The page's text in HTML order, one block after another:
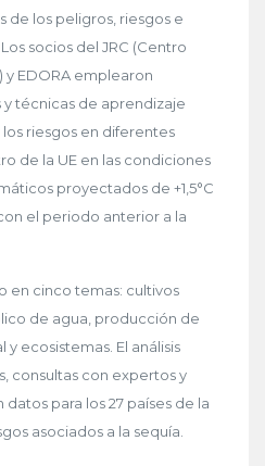
de los peligros, riesgos e
socios del JRC (Centro
EDORA emplearon
técnicas de aprendizaje
riesgos en diferentes
de la UE en las condiciones
proyectados de +1,5°C
el periodo anterior a la
en cinco temas: cultivos
de agua, producción de
ecosistemas. El análisis
consultas con expertos y
para los 27 países de la
asociados a la sequía.